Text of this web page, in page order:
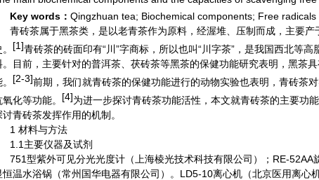
Key words ： Qingzhuan tea; Biochemical components; Free radicals
青砖茶属于黑茶类，是以老青茶作为原料，经渥堆、压制而成，主要
[1]青砖茶的砖面印有“川”字商标，所以也叫“川字茶”，是我国西北等
。目前，主要针对的普洱茶、茯砖茶等黑茶的保健功能研究表明，黑茶
[2-3]前期，我们就青砖茶的保健功能进行的动物实验也表明，青砖茶
氧化等功能。 [4]为进一步探讨青砖茶功能活性，本文就青砖茶的主要功
讨青砖茶发挥作用的机制。
1 材料与方法
1.1主要仪器及试剂
751型紫外可见分光光度计（上海棱光技术科技有限公司）； RE-52AA
恒温水浴锅（常州国华电器有限公司）。 LD5-10离心机（北京医用离心